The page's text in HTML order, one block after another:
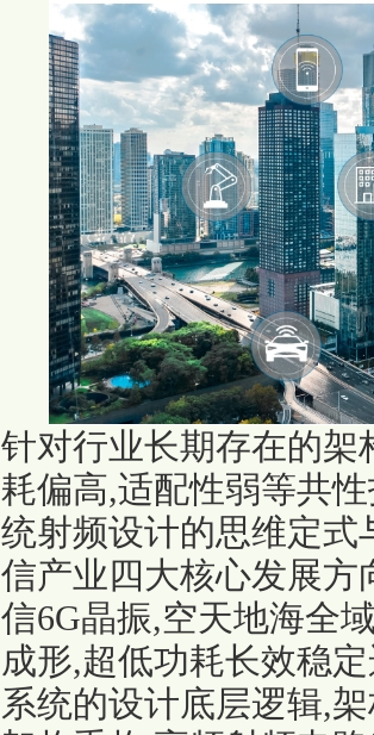
针对行业长期存在的架
耗偏高,适配性弱等共
统射频设计的思维定
信产业四大核心发展
信6G晶振,空天地海全
成形,超低功耗长效稳
系统的设计底层逻辑,